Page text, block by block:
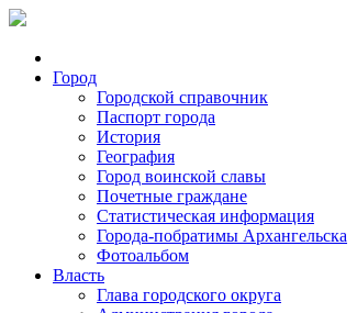
Город
Городской справочник
Паспорт города
История
География
Город воинской славы
Почетные граждане
Статистическая информация
Города-побратимы Архангельска
Фотоальбом
Власть
Глава городского округа